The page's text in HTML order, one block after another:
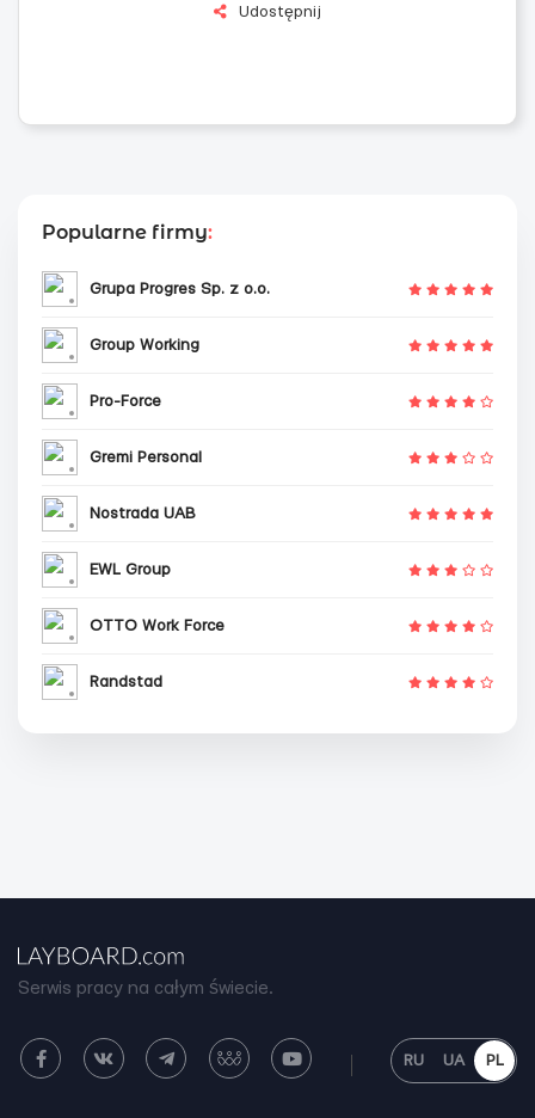
Udostępnij
Popularne firmy:
Grupa Progres Sp. z o.o.
Group Working
Pro-Force
Gremi Personal
Nostrada UAB
EWL Group
OTTO Work Force
Randstad
Serwis pracy na całym świecie.
RU UA PL